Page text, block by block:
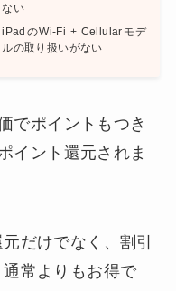
ない
iPadのWi-Fi + Cellularモデ
ルの取り扱いがない
でポイントもつき
イント還元されま
だけでなく、割引
常よりもお得で